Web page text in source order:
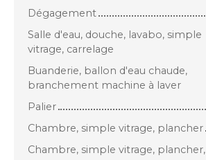
Dégagement
Salle d'eau, douche, lavabo, simple
vitrage, carrelage
Buanderie, ballon d'eau chaude,
branchement machine à laver
Palier
Chambre, simple vitrage, plancher
Chambre, simple vitrage, plancher,